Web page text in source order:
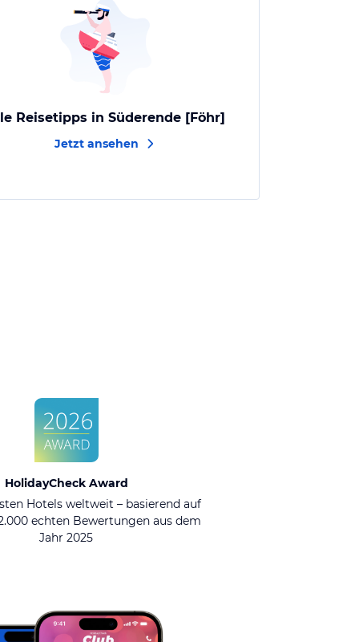
Reisetipps in Süderende [Föhr]
Jetzt ansehen
HolidayCheck Award
Hotels weltweit – basierend auf
echten Bewertungen aus dem
Jahr 2025